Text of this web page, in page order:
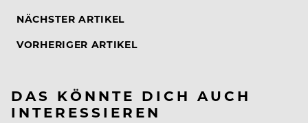
NÄCHSTER ARTIKEL
VORHERIGER ARTIKEL
DAS KÖNNTE DICH AUCH
INTERESSIEREN